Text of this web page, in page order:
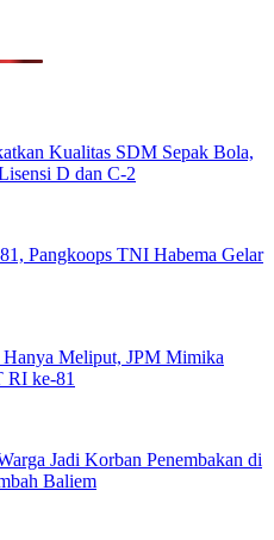
Kualitas SDM Sepak Bola,
D dan C-2
Pangkoops TNI Habema Gelar
Meliput, JPM Mimika
RI ke-81
Jadi Korban Penembakan di
Baliem